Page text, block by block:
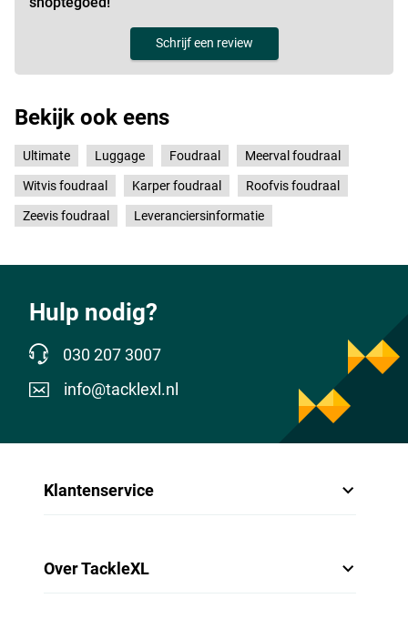
Schrijf een review
Bekijk ook eens
Ultimate Luggage Foudraal Meerval foudraal
Witvis foudraal Karper foudraal Roofvis foudraal
Zeevis foudraal Leveranciersinformatie
Hulp nodig?
030 207 3007
info@tacklexl.nl
Klantenservice
Over TackleXL